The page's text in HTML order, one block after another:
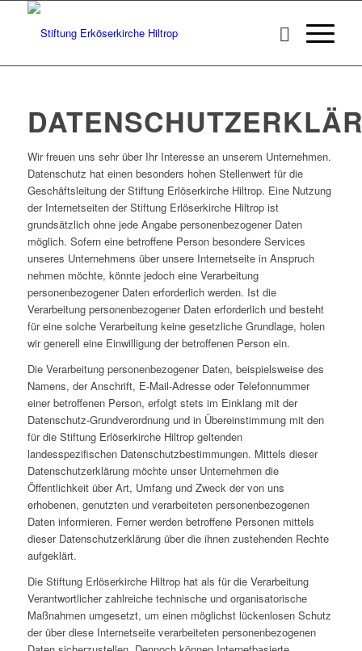
Wir freuen uns sehr über Ihr Interesse an unserem Unternehmen.
Datenschutz hat einen besonders hohen Stellenwert für die
Geschäftsleitung der Stiftung Erlöserkirche Hiltrop. Eine Nutzung
der Internetseiten der Stiftung Erlöserkirche Hiltrop ist
grundsätzlich ohne jede Angabe personenbezogener Daten
möglich. Sofern eine betroffene Person besondere Services
unseres Unternehmens über unsere Internetseite in Anspruch
nehmen möchte, könnte jedoch eine Verarbeitung
personenbezogener Daten erforderlich werden. Ist die
Verarbeitung personenbezogener Daten erforderlich und besteht
für eine solche Verarbeitung keine gesetzliche Grundlage, holen
wir generell eine Einwilligung der betroffenen Person ein.
Die Verarbeitung personenbezogener Daten, beispielsweise des
Namens, der Anschrift, E-Mail-Adresse oder Telefonnummer
einer betroffenen Person, erfolgt stets im Einklang mit der
Datenschutz-Grundverordnung und in Übereinstimmung mit den
für die Stiftung Erlöserkirche Hiltrop geltenden
landesspezifischen Datenschutzbestimmungen. Mittels dieser
Datenschutzerklärung möchte unser Unternehmen die
Öffentlichkeit über Art, Umfang und Zweck der von uns
erhobenen, genutzten und verarbeiteten personenbezogenen
Daten informieren. Ferner werden betroffene Personen mittels
dieser Datenschutzerklärung über die ihnen zustehenden Rechte
aufgeklärt.
Die Stiftung Erlöserkirche Hiltrop hat als für die Verarbeitung
Verantwortlicher zahlreiche technische und organisatorische
Maßnahmen umgesetzt, um einen möglichst lückenlosen Schutz
der über diese Internetseite verarbeiteten personenbezogenen